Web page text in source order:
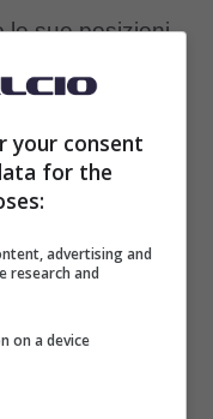
le sue posizioni
anche
mamma
anche al
confronterà e
che il cartellino
tanto che il
Fiorentina in
your consent
for the
advertising and
research and
on a device